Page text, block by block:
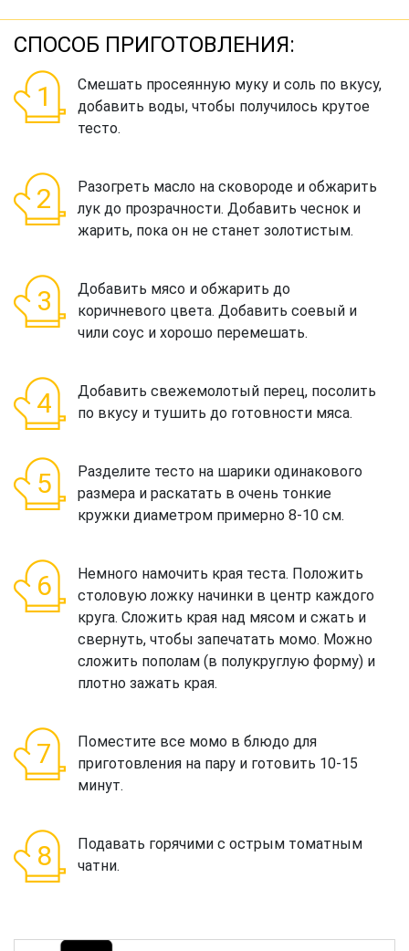
СПОСОБ ПРИГОТОВЛЕНИЯ:
Смешать просеянную муку и соль по вкусу,
добавить воды, чтобы получилось крутое
тесто.
Разогреть масло на сковороде и обжарить
лук до прозрачности. Добавить чеснок и
жарить, пока он не станет золотистым.
Добавить мясо и обжарить до
коричневого цвета. Добавить соевый и
чили соус и хорошо перемешать.
Добавить свежемолотый перец, посолить
по вкусу и тушить до готовности мяса.
Разделите тесто на шарики одинакового
размера и раскатать в очень тонкие
кружки диаметром примерно 8-10 см.
Немного намочить края теста. Положить
столовую ложку начинки в центр каждого
круга. Сложить края над мясом и сжать и
свернуть, чтобы запечатать момо. Можно
сложить пополам (в полукруглую форму) и
плотно зажать края.
Поместите все момо в блюдо для
приготовления на пару и готовить 10-15
минут.
Подавать горячими с острым томатным
чатни.